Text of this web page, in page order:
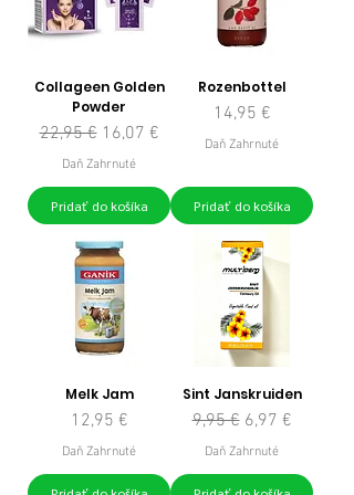
Collageen Golden
Powder
Normálna cena
22,95 € Zľavnená cena
16,07 €
Daň Zahrnuté
Pridať do košíka
Rozenbottel
Cena
14,95 €
Daň Zahrnuté
Pridať do košíka
Melk Jam
Cena
12,95 €
Daň Zahrnuté
Sint Janskruiden
Normálna cena
9,95 € Zľavnená cena
6,97 €
Daň Zahrnuté